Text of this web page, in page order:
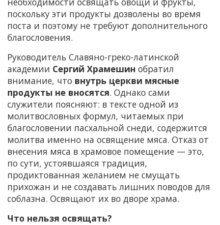
поскольку эти продукты дозволены во время
поста и поэтому не требуют дополнительного
благословения.
Руководитель Славяно-греко-латинской
академии Сергий Храмешин обратил
внимание, что внутрь церкви мясные
продукты не вносятся. Однако сами
служители поясняют: в тексте одной из
молитвословных формул, читаемых при
благословении пасхальной снеди, содержится
молитва именно на освящение мяса. Отказ от
внесения мяса в храмовое помещение — это,
по сути, устоявшаяся традиция,
продиктованная желанием не смущать
прихожан и не создавать лишних поводов для
соблазна. Освящают их во дворе храма.
Что нельзя освящать?